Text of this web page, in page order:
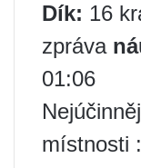
Dík: 16
zpráva
01:06
místnosti